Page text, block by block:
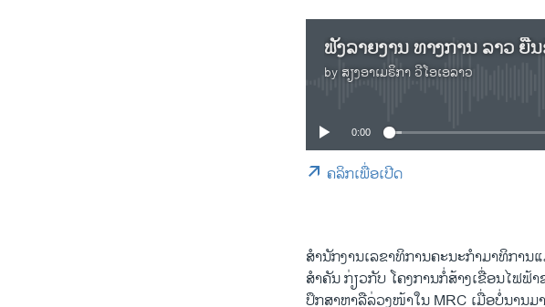
by ສຽງອາເມຣິກາ ວີໂອເອລາວ
0:00
ຄລິກເພື່ອເປີດ
ສຳນັກງານເລຂາທິການຄະນະກຳມາທິການ
ສຳຄັນ ກ່ຽວກັບ ໂຄງການກໍ່ສ້າງເຂື່ອນໄຟຟ້
ປຶກສາຫາລືລ່ວງໜ້າໃນ MRC ເມື່ອບໍ່ນານມ